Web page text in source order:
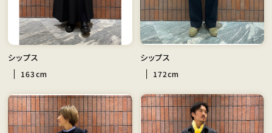
シップス
163cm
シップス
172cm